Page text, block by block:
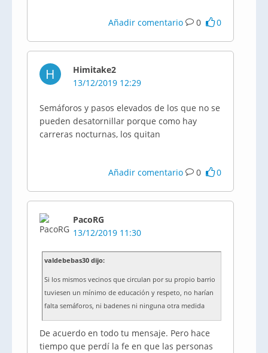
Añadir comentario 0 0
H
Himitake2
13/12/2019 12:29
Semáforos y pasos elevados de los que no se
pueden desatornillar porque como hay
carreras nocturnas, los quitan
Añadir comentario 0 0
PacoRG
13/12/2019 11:30
valdebebas30 dijo:
Si los mismos vecinos que circulan por su propio barrio
tuviesen un mínimo de educación y respeto, no harían
falta semáforos, ni badenes ni ninguna otra medida
De acuerdo en todo tu mensaje. Pero hace
tiempo que perdí la fe en que las personas